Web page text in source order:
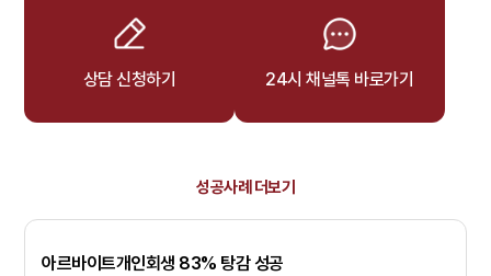
상담 신청하기 24시 채널톡 바로가기
성공사례 더보기
아르바이트개인회생 83% 탕감 성공